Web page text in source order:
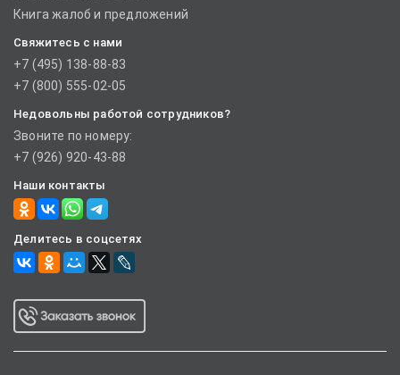
Книга жалоб и предложений
Свяжитесь с нами
+7 (495) 138-88-83
+7 (800) 555-02-05
Недовольны работой сотрудников?
Звоните по номеру:
+7 (926) 920-43-88
Наши контакты
Делитесь в соцсетях